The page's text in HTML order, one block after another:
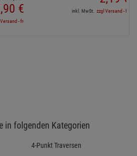
90 €
- frei ab 90,-€ in DE
inkl. MwSt. zzgl Versand - frei
in folgenden Kategorien
4-Punkt Traversen